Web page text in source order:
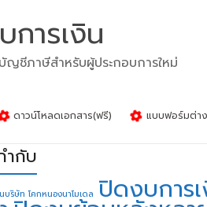
ารเงิน
ชีภาษีสำหรับผู้ประกอบการใหม่
ดาวน์โหลดเอกสาร(ฟรี) แบบฟอร์มต่า
ำกับ
บริษัท โคกหนองนาโมเดล ปิดงบการ